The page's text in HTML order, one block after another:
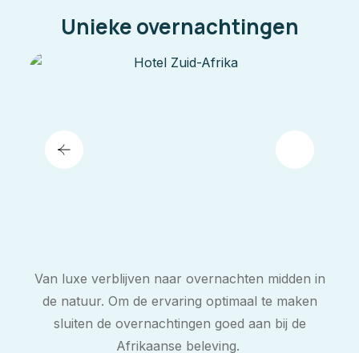
Unieke overnachtingen
Van luxe verblijven naar overnachten midden in
de natuur. Om de ervaring optimaal te maken
sluiten de overnachtingen goed aan bij de
Afrikaanse beleving.